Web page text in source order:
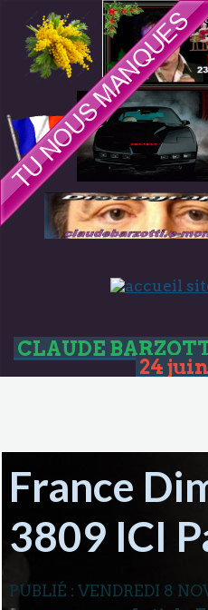
CLAUDE
24
France
3809 ICI
PUBLIÉ : VENDREDI